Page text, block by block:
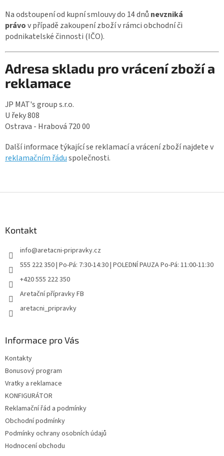
Na odstoupení od kupní smlouvy do 14 dnů nevzniká
právov případě zakoupení zboží v rámci obchodní či
podnikatelské činnosti (IČO).
Adresa skladu pro vrácení zboží a
reklamace
JP MAT's group s.r.o.
U řeky 808
Ostrava - Hrabová 720 00
Další informace týkající se reklamací a vrácení zboží najdete v
reklamačním řáduspolečnosti.
Kontakt
info@aretacni-pripravky.cz
555 222 350 | Po-Pá: 7:30-14:30 | POLEDNÍ PAUZA Po-Pá: 11:00-11:30
+420 555 222 350
Aretační přípravky FB
aretacni_pripravky
Informace pro Vás
Kontakty
Bonusový program
Vratky a reklamace
KONFIGURÁTOR
Reklamační řád a podmínky
Obchodní podmínky
Podmínky ochrany osobních údajů
Hodnocení obchodu